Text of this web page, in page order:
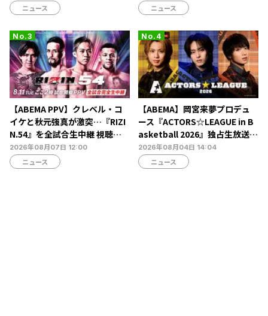
ニュース ニュース
【ABEMA PPV】クレベル・コ
イケと秋元強真が激突…『RIZI
N.54』を全試合生中継 視聴チ
ケット販売中
2026年08月07日 12:00
ニュース
【ABEMA】岡宮来夢プロデュ
ース『ACTORS☆LEAGUE in B
asketball 2026』独占生放送決
定…北村諒、糸川耀士郎、長妻
怜央らが出演
2026年08月04日 14:04
ニュース